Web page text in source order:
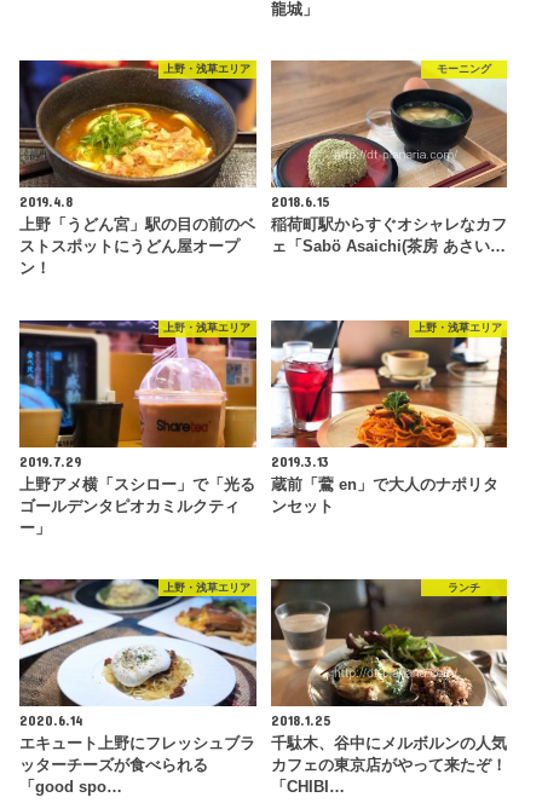
龍城」
上野・浅草エリア
2019.4.8
上野「うどん宮」駅の目の前のベ
ストスポットにうどん屋オープ
ン！
モーニング
2018.6.15
稲荷町駅からすぐオシャレなカフ
ェ「Sabö Asaichi(茶房 あさい…
上野・浅草エリア
2019.7.29
上野アメ横「スシロー」で「光る
ゴールデンタピオカミルクティ
ー」
上野・浅草エリア
2019.3.13
蔵前「鷰 en」で大人のナポリタ
ンセット
上野・浅草エリア
2020.6.14
エキュート上野にフレッシュブラ
ッターチーズが食べられる
「good spo…
ランチ
2018.1.25
千駄木、谷中にメルボルンの人気
カフェの東京店がやって来たぞ！
「CHIBI…